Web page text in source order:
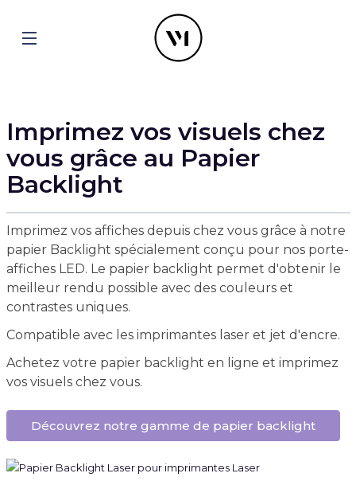
Imprimez vos visuels chez
vous grâce au Papier
Backlight
Imprimez vos affiches depuis chez vous grâce à notre
papier Backlight spécialement conçu pour nos porte-
affiches LED. Le papier backlight permet d'obtenir le
meilleur rendu possible avec des couleurs et
contrastes uniques.
Compatible avec les imprimantes laser et jet d'encre.
Achetez votre papier backlight en ligne et imprimez
vos visuels chez vous.
Découvrez notre gamme de papier backlight